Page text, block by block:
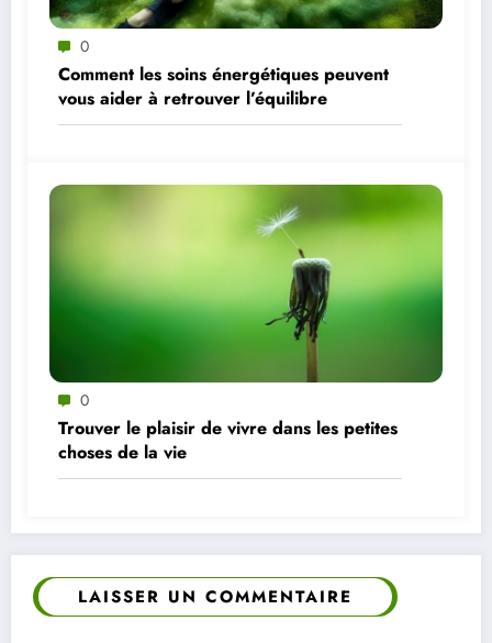
0
Comment les soins énergétiques peuvent
vous aider à retrouver l’équilibre
0
Trouver le plaisir de vivre dans les petites
choses de la vie
LAISSER UN COMMENTAIRE